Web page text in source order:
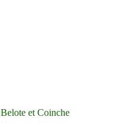
Belote et Coinche